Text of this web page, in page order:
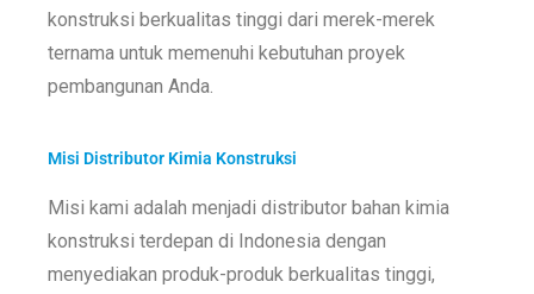
konstruksi berkualitas tinggi dari merek-merek
ternama untuk memenuhi kebutuhan proyek
pembangunan Anda.
Misi Distributor Kimia Konstruksi
Misi kami adalah menjadi distributor bahan kimia
konstruksi terdepan di Indonesia dengan
menyediakan produk-produk berkualitas tinggi,